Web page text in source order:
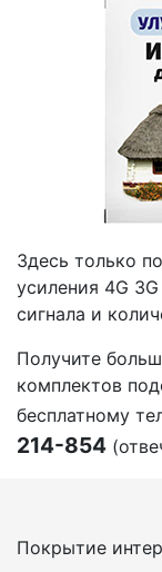
Здесь только
усиления 4G
сигнала и
Получите
комплектов
бесплатному
214-854
Покрытие